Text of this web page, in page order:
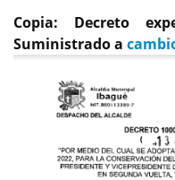
Copia: Decreto
Suministrado a